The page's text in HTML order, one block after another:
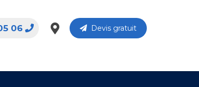
Devis gratuit
06